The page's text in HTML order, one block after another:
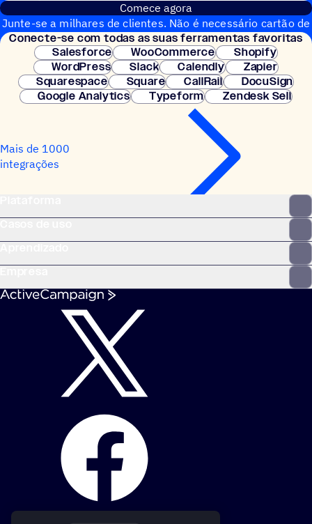
Comece agora
Junte-se a milhares de clientes. Não é necessário cartão de
crédito. Configuração instantânea.
Conecte-se com todas as suas ferramentas favoritas
Salesforce
WooCommerce
Shopify
WordPress
Slack Calendly
Zapier
Squarespace
Square CallRail
DocuSign
Google Analytics
Typeform Zendesk Sell
Mais de 1000
integrações